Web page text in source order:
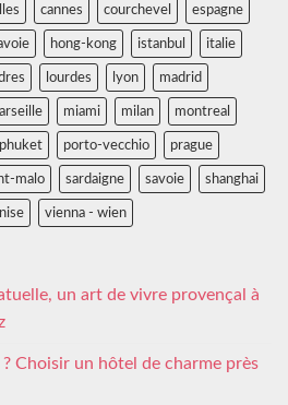
cannes courchevel espagne
hong-kong istanbul italie
lourdes lyon madrid
miami milan montreal
phuket porto-vecchio prague
malo sardaigne savoie shanghai
vienna - wien
un art de vivre provençal à
Choisir un hôtel de charme près